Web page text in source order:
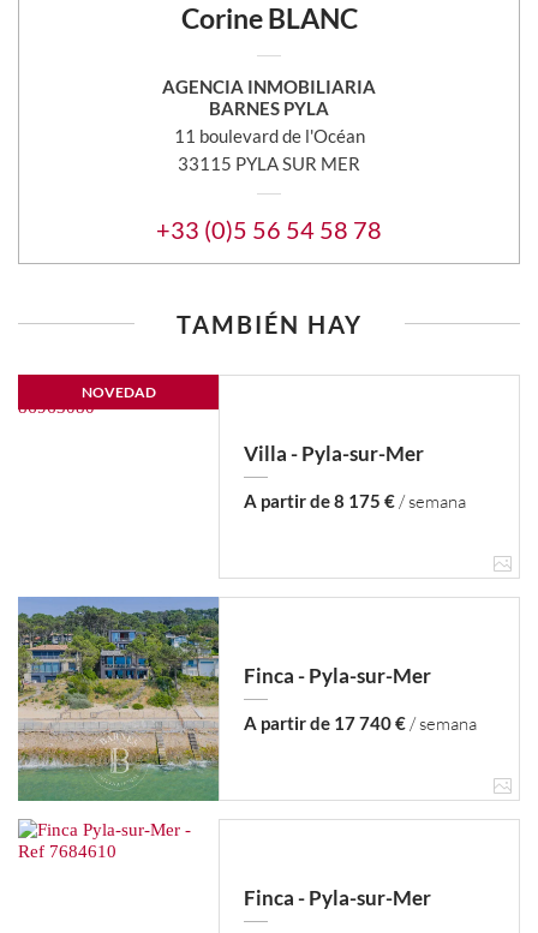
Corine BLANC
AGENCIA INMOBILIARIA
BARNES PYLA
11 boulevard de l'Océan
33115 PYLA SUR MER
+33 (0)5 56 54 58 78
TAMBIÉN HAY
NOVEDAD
Villa - Pyla-sur-Mer
A partir de 8 175 €/ semana
Finca - Pyla-sur-Mer
A partir de 17 740 €/ semana
Finca - Pyla-sur-Mer